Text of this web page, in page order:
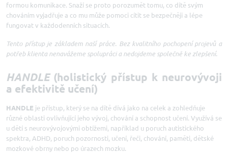
formou komunikace. Snaží se proto porozumět tomu, co dítě svým
chováním vyjadřuje a co mu může pomoci cítit se bezpečněji a lépe
fungovat v každodenních situacích.
Tento přístup je základem naší práce. Bez kvalitního pochopení projevů a
potřeb klienta nenavážeme spolupráci a nedojdeme společně ke zlepšení.
HANDLE (holistický přístup k neurovývoji
a efektivitě učení)
HANDLE je přístup, který se na dítě dívá jako na celek a zohledňuje
různé oblasti ovlivňující jeho vývoj, chování a schopnost učení. Využívá se
u dětí s neurovývojovými obtížemi, například u poruch autistického
spektra, ADHD, poruch pozornosti, učení, řeči, chování, paměti, dětské
mozkové obrny nebo po úrazech mozku.